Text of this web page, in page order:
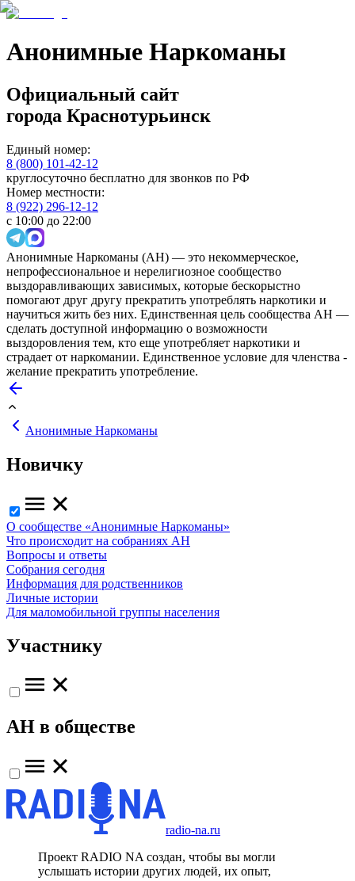
Анонимные Наркоманы
Официальный сайт
города Краснотурьинск
Единый номер:
8 (800) 101-42-12
круглосуточно бесплатно для звонков по РФ
Номер местности:
8 (922) 296-12-12
с 10:00 до 22:00
Анонимные Наркоманы (АН) — это некоммерческое,
непрофессиональное и нерелигиозное сообщество
выздоравливающих зависимых, которые бескорыстно
помогают друг другу прекратить употреблять наркотики и
научиться жить без них. Единственная цель сообщества АН —
сделать доступной информацию о возможности
выздоровления тем, кто еще употребляет наркотики и
страдает от наркомании. Единственное условие для членства -
желание прекратить употребление.
Анонимные Наркоманы
Новичку
О сообществе «Анонимные Наркоманы»
Что происходит на собраниях АН
Вопросы и ответы
Собрания сегодня
Информация для родственников
Личные истории
Для маломобильной группы населения
Участнику
АН в обществе
radio-na.ru
Проект RADIO NA создан, чтобы вы могли
услышать истории других людей, их опыт,